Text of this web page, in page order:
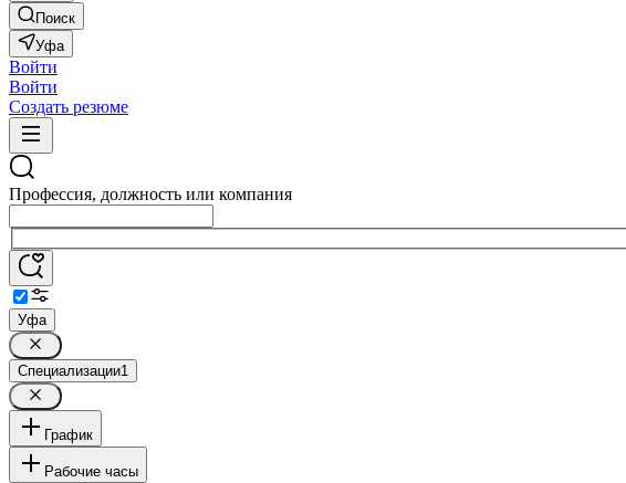
Поиск
Уфа
Войти
Войти
Создать резюме
Профессия, должность или компания
Уфа
Специализации1
График
Рабочие часы